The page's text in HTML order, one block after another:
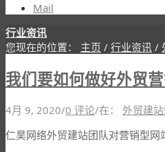
Mail
行业资讯
您现在的位置：
主页 / 行业资讯 /
我们要如何做好外贸
4月 9, 2020/0 评论/在： 外贸建
仁昊网络外贸建站团队对营销型网